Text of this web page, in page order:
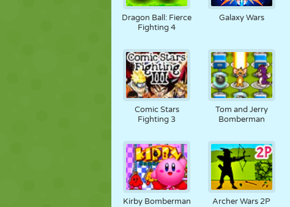
Dragon Ball: Fierce
Fighting 4
Galaxy Wars
Comic Stars
Fighting 3
Tom and Jerry
Bomberman
Kirby Bomberman Archer Wars 2P